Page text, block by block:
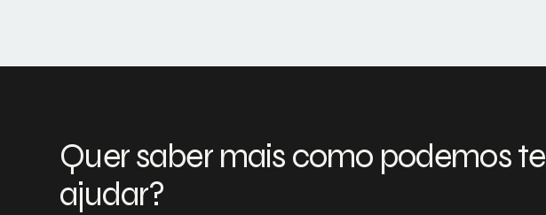
Quer saber mais como podemos te
ajudar?